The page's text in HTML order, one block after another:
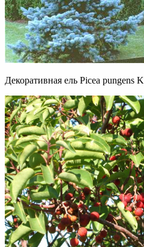
Декоративная ель Picea pungens